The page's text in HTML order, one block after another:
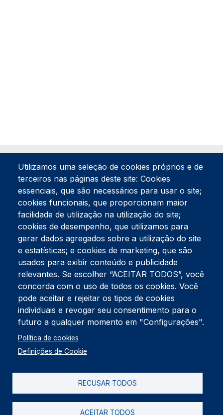
Tel:234 390 100Fax:234 390 100
Endereço Postal
Apartado 42
Rua Gil Eanes 31
3834-908 Gafanha da Nazaré
Estúdios
Rua Prior Guerra
Edifício do Centro Cultural da Gafanha da Nazaré
3830-556 Gafanha da Nazaré
Rodapé
Cookies
Política de Privacidade
Utilizamos uma seleção de cookies próprios e de
terceiros nas páginas deste site: Cookies
essenciais, que são necessários para usar o site;
cookies funcionais, que proporcionam maior
facilidade de utilização na utilização do site;
cookies de desempenho, que utilizamos para
gerar dados agregados sobre a utilização do site
e estatísticas; e cookies de marketing, que são
usados para exibir conteúdo e publicidade
relevantes. Se escolher “ACEITAR TODOS”, você
concorda com o uso de todos os cookies. Você
pode aceitar e rejeitar os tipos de cookies
individuais e revogar seu consentimento para o
futuro a qualquer momento em "Configurações".
Política de cookies
Definições de Cookie
RECUSAR TODOS
ACEITAR TODOS